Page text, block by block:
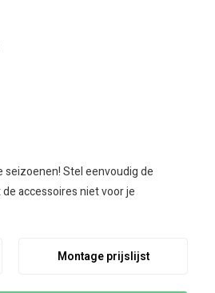
seizoenen! Stel eenvoudig de
accessoires niet voor je
Montage prijslijst